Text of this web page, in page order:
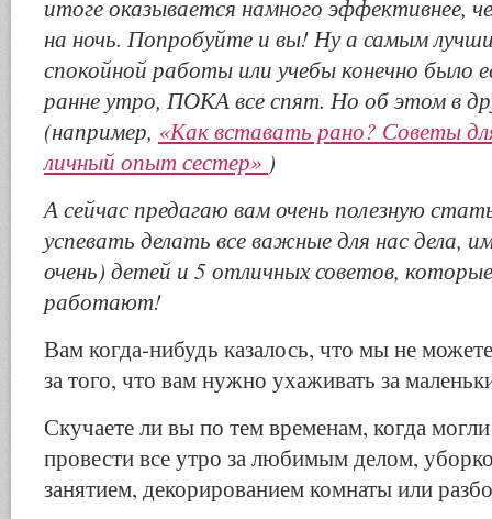
итоге оказывается намного эффективнее,
на ночь. Попробуйте и вы! Ну а самым
спокойной работы или учебы конечно было
ранне утро, ПОКА все спят. Но об этом в
(например, «Как вставать рано? Советы
личный опыт сестер» )
А сейчас предагаю вам очень полезную
успевать делать все важные для нас дела,
очень) детей и 5 отличных советов,
работают!
Вам когда-нибудь казалось, что мы не
за того, что вам нужно ухаживать за
Скучаете ли вы по тем временам, когда
провести все утро за любимым делом,
занятием, декорированием комнаты или